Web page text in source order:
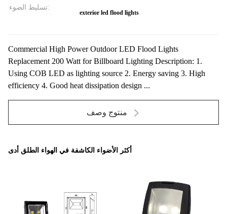
تسليط الضوء:
exterior led flood lights
Commercial High Power Outdoor LED Flood Lights
Replacement 200 Watt for Billboard Lighting Description: 1.
Using COB LED as lighting source 2. Energy saving 3. High
efficiency 4. Good heat dissipation design ...
منتوج وصف
أكثر الأضواء الكاشفة في الهواء الطلق أدى